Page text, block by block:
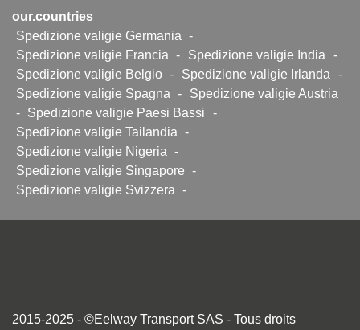
our.countries
Spedizione valigie Germania
-
Spedizione valigie Francia
- Spedizione valigie India
-
Spedizione valigie Belgio - Spedizione valigie Irlanda
-
Spedizione valigie Spagna
-
Spedizione valigie Austria
-
Spedizione valigie Paesi Bassi
-
Spedizione valigie Tailandia
-
Spedizione valigie Nigeria
-
Spedizione valigie Singapore
-
Spedizione valigie Svizzera
-
2015-2025 - ©Eelway Transport SAS - Tous droits